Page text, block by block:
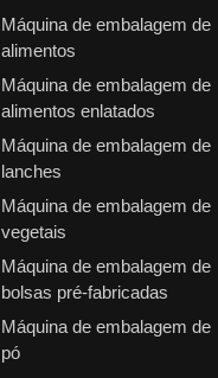
Máquina de embalagem de
alimentos
Máquina de embalagem de
alimentos enlatados
Máquina de embalagem de
lanches
Máquina de embalagem de
vegetais
Máquina de embalagem de
bolsas pré-fabricadas
Máquina de embalagem de
pó